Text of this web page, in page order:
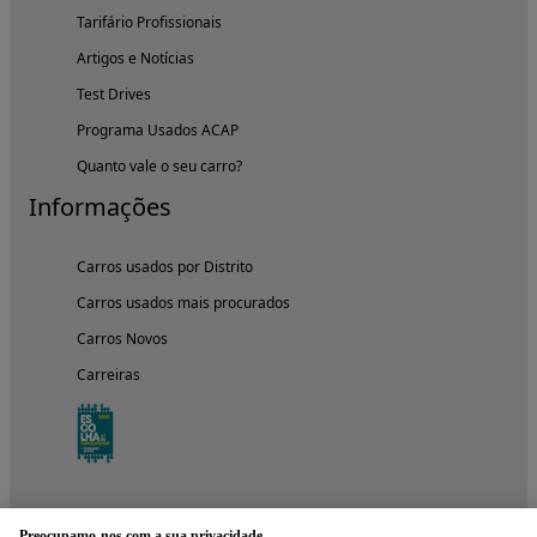
Tarifário Profissionais
Artigos e Notícias
Test Drives
Programa Usados ACAP
Quanto vale o seu carro?
Informações
Carros usados por Distrito
Carros usados mais procurados
Carros Novos
Carreiras